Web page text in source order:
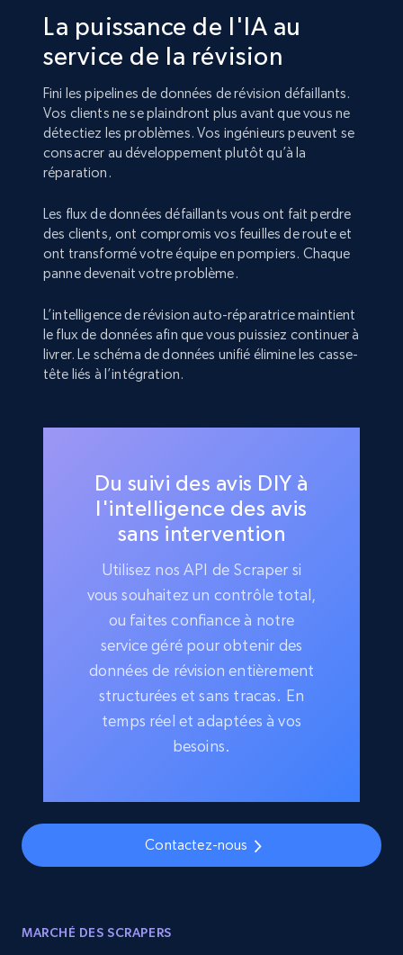
La puissance de l'IA au
service de la révision
Fini les pipelines de données de révision défaillants.
Vos clients ne se plaindront plus avant que vous ne
détectiez les problèmes. Vos ingénieurs peuvent se
consacrer au développement plutôt qu’à la
réparation.
Les flux de données défaillants vous ont fait perdre
des clients, ont compromis vos feuilles de route et
ont transformé votre équipe en pompiers. Chaque
panne devenait votre problème.
L’intelligence de révision auto-réparatrice maintient
le flux de données afin que vous puissiez continuer à
livrer. Le schéma de données unifié élimine les casse-
tête liés à l’intégration.
Du suivi des avis DIY à
l'intelligence des avis
sans intervention
Utilisez nos API de Scraper si
vous souhaitez un contrôle total,
ou faites confiance à notre
service géré pour obtenir des
données de révision entièrement
structurées et sans tracas. En
temps réel et adaptées à vos
besoins.
Contactez-nous
MARCHÉ DES SCRAPERS